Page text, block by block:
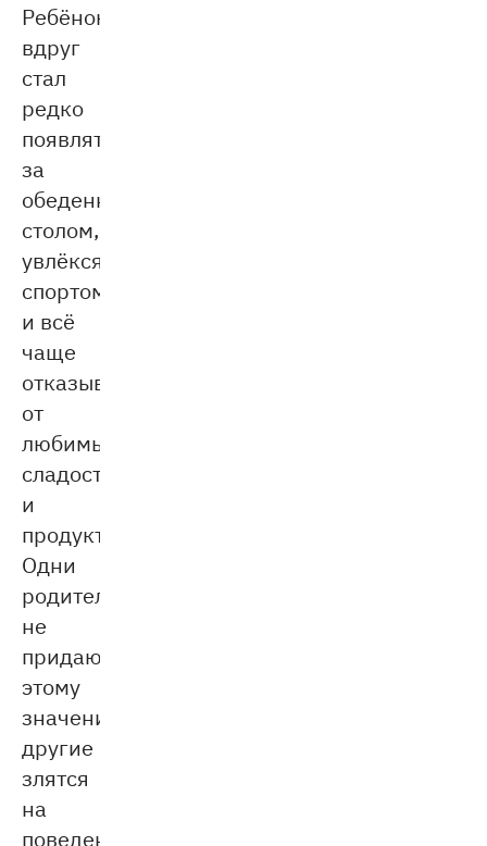
Ребёнок
вдруг
стал
редко
появляться
за
обеденным
столом,
увлёкся
спортом
и всё
чаще
отказывается
от
любимых
сладостей
и
продуктов.
Одни
родители
не
придают
этому
значения,
другие
злятся
на
поведение